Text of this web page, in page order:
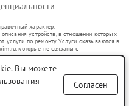
характер.
устройств, в отношении которых
по ремонту. Услуги оказываются в
которые не связаны с
представителями.
в гражданский оборот в соответствии
индивидуализации услуг или введения
о предоставляемых услугах по
офертой, определяемой
Вы можете
Согласен